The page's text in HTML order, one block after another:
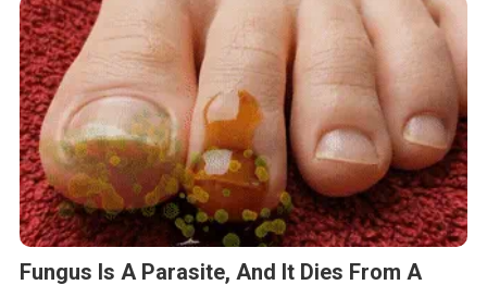
Fungus Is A Parasite, And It Dies From A